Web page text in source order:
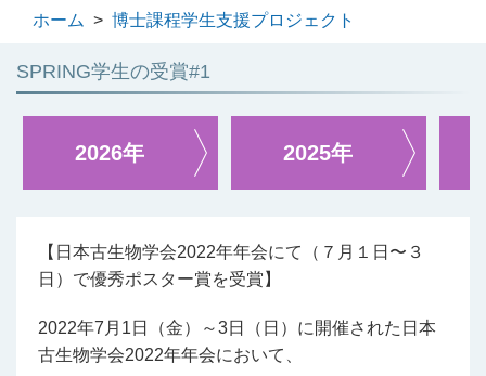
ホーム > 博士課程学生支援プロジェクト
SPRING学生の受賞#1
2026年 2025年
【日本古生物学会2022年年会にて（７月１日〜３
日）で優秀ポスター賞を受賞】
2022年7月1日（金）～3日（日）に開催された日本
古生物学会2022年年会において、